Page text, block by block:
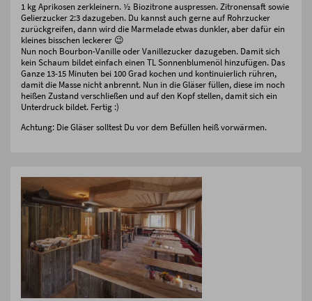
1 kg Aprikosen zerkleinern. ½ Biozitrone auspressen. Zitronensaft sowie
Gelierzucker 2:3 dazugeben. Du kannst auch gerne auf Rohrzucker
zurückgreifen, dann wird die Marmelade etwas dunkler, aber dafür ein
kleines bisschen leckerer 😉
Nun noch Bourbon-Vanille oder Vanillezucker dazugeben. Damit sich
kein Schaum bildet einfach einen TL Sonnenblumenöl hinzufügen. Das
Ganze 13-15 Minuten bei 100 Grad kochen und kontinuierlich rühren,
damit die Masse nicht anbrennt. Nun in die Gläser füllen, diese im noch
heißen Zustand verschließen und auf den Kopf stellen, damit sich ein
Unterdruck bildet. Fertig :)
Achtung: Die Gläser solltest Du vor dem Befüllen heiß vorwärmen.